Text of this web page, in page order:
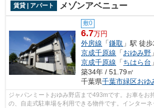
賃貸 | アパート メゾンアベニュー
敷0
6.7万円
外房線 「鎌取 」駅 徒
京成千原線 「おゆみ野
京成千原線 「ちはら台
築34年 / 51.79㎡
千葉県千葉市緑区おゆ
ジャパンミートおゆみ野店まで493mです。お車をお
の、自走式駐車場を利用できる物件です。インター